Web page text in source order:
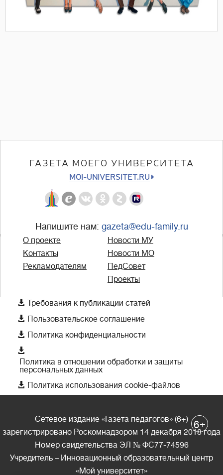
ГАЗЕТА МОЕГО УНИВЕРСИТЕТА
MOI-UNIVERSITET.RU
Напишите нам: gazeta@edu-family.ru
О проекте
Контакты
Рекламодателям
Новости МУ
Новости МО
ПедСовет
Проекты
 Требования к публикации статей
 Пользовательское соглашение
 Политика конфиденциальности

Политика в отношении обработки и защиты
персональных данных
 Политика использования cookie-файлов
Сетевое издание «Газета педагогов» (6+)
зарегистрировано Роскомнадзором 14 декабря 2018 года
Номер свидетельства ЭЛ № ФС77-74596
Учредитель – Инновационный образовательный центр
«Мой университет»
6+